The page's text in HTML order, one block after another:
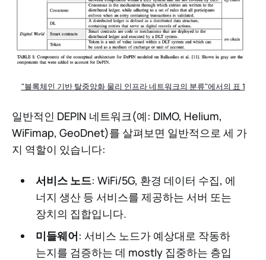
"블록체인 기반 탈중앙화 물리 인프라 네트워크의 분류"에서의 표 1
일반적인 DEPIN 네트워크(예: DIMO, Helium,
WiFimap, GeoDnet)를 살펴보면 일반적으로 세 가
지 역할이 있습니다:
서비스 노드: WiFi/5G, 환경 데이터 수집, 에
너지 생산 등 서비스를 제공하는 서버 또는
장치의 집합입니다.
미들웨어: 서비스 노드가 예상대로 작동하
는지를 검증하는 데 mostly 집중하는 층입